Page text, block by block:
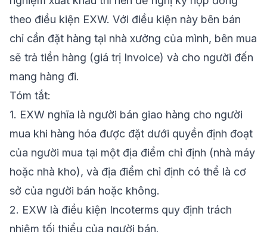
theo điều kiện EXW. Với điều kiện này bên bán
chỉ cần đặt hàng tại nhà xưởng của mình, bên mua
sẽ trả tiền hàng (giá trị Invoice) và cho người đến
mang hàng đi.
Tóm tắt:
1. EXW nghĩa là người bán giao hàng cho người
mua khi hàng hóa được đặt dưới quyền định đoạt
của người mua tại một địa điểm chỉ định (nhà máy
hoặc nhà kho), và địa điểm chỉ định có thể là cơ
sở của người bán hoặc không.
2. EXW là điều kiện Incoterms quy định trách
nhiệm tối thiểu của người bán.